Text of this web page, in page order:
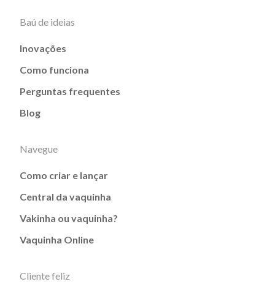
Baú de ideias
Inovações
Como funciona
Perguntas frequentes
Blog
Navegue
Como criar e lançar
Central da vaquinha
Vakinha ou vaquinha?
Vaquinha Online
Cliente feliz